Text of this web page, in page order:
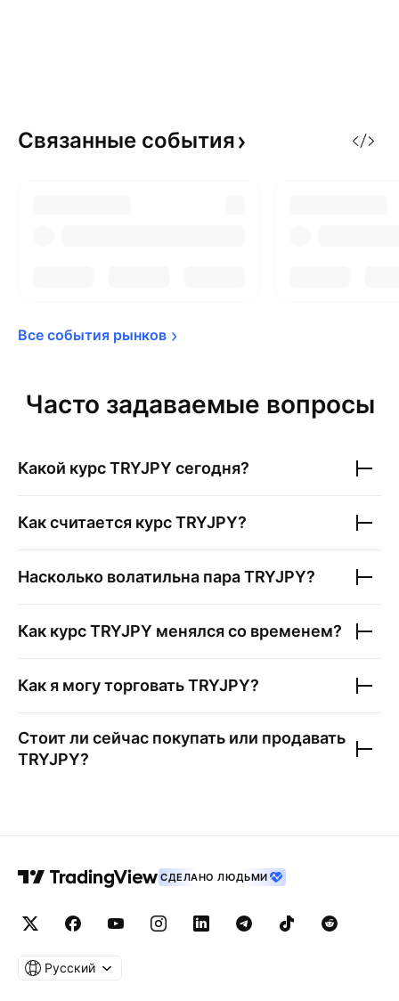
Связанные события
Все события рынков
Часто задаваемые вопросы
Какой курсTRYJPY сегодня?
Как считается курсTRYJPY?
Насколько волатильна параTRYJPY?
Как курсTRYJPY менялся со временем?
Как я могу торговатьTRYJPY?
Стоит ли сейчас покупать или продавать
TRYJPY?
СДЕЛАНО ЛЮДЬМИ
Русский